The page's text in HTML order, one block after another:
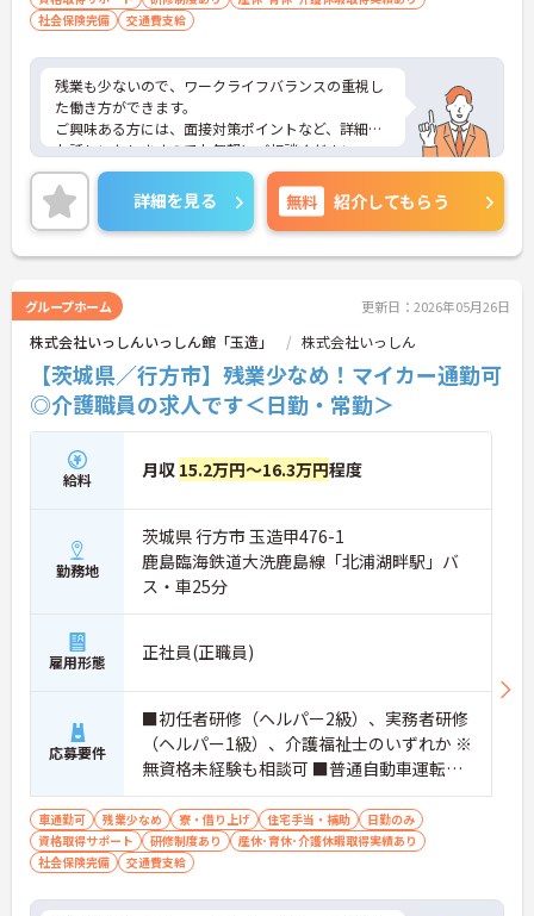
社会保険完備
交通費支給
残業も少ないので、ワークライフバランスの重視し
た働き方ができます。
ご興味ある方には、面接対策ポイントなど、詳細を
お話しいたしますのでお気軽にご相談ください。
詳細を見る 無料 紹介してもらう
グループホーム 更新日：2026年05月26日
株式会社いっしんいっしん館「玉造」 株式会社いっしん
【茨城県／行方市】残業少なめ！マイカー通勤可
◎介護職員の求人です＜日勤・常勤＞
給料 月収 15.2万円～16.3万円程度
勤務地
茨城県 行方市 玉造甲476-1
鹿島臨海鉄道大洗鹿島線「北浦湖畔駅」バ
ス・車25分
雇用形態 正社員(正職員)
応募要件
■初任者研修（ヘルパー2級）、実務者研修
（ヘルパー1級）、介護福祉士のいずれか ※
無資格未経験も相談可 ■普通自動車運転免
許
車通勤可 残業少なめ 寮・借り上げ 住宅手当・補助
日勤のみ
資格取得サポート
研修制度あり
産休･育休･介護休暇取得実績あり
社会保険完備
交通費支給